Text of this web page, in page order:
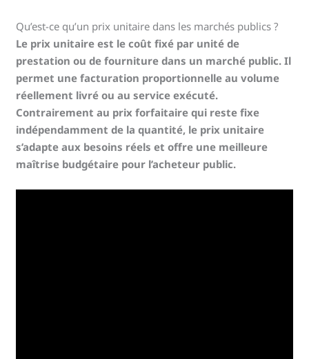
Qu’est-ce qu’un prix unitaire dans les marchés publics ?
Le prix unitaire est le coût fixé par unité de
prestation ou de fourniture dans un marché public. Il
permet une facturation proportionnelle au volume
réellement livré ou au service exécuté.
Contrairement au prix forfaitaire qui reste fixe
indépendamment de la quantité, le prix unitaire
s’adapte aux besoins réels et offre une meilleure
maîtrise budgétaire pour l’acheteur public.